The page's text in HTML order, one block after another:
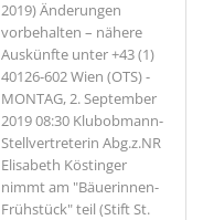
2019) Änderungen
vorbehalten – nähere
Auskünfte unter +43 (1)
40126-602Wien (OTS) -
MONTAG, 2. September
2019 08:30 Klubobmann-
Stellvertreterin Abg.z.NR
Elisabeth Köstinger
nimmt am "Bäuerinnen-
Frühstück" teil (Stift St.